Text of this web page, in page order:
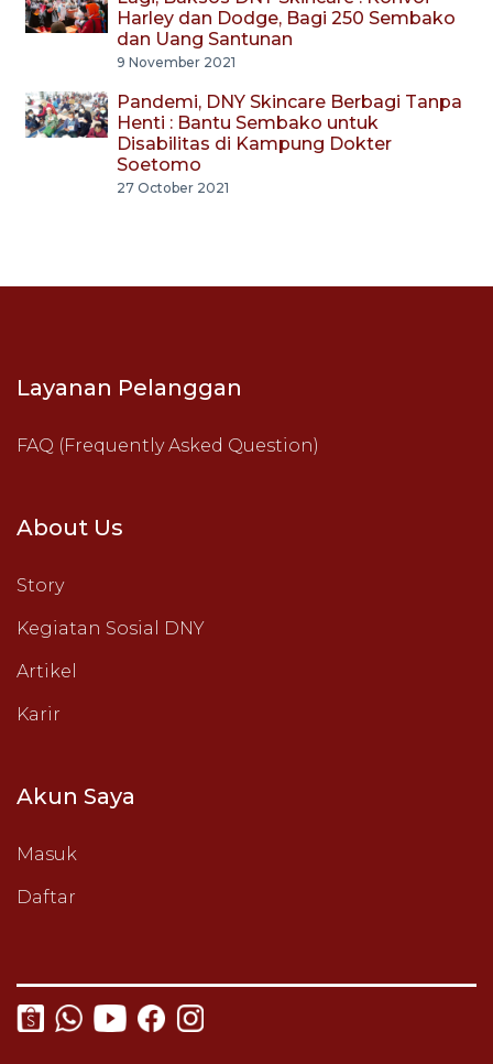
Harley dan Dodge, Bagi 250 Sembako
dan Uang Santunan
9 November 2021
Pandemi, DNY Skincare Berbagi Tanpa
Henti : Bantu Sembako untuk
Disabilitas di Kampung Dokter
Soetomo
27 October 2021
Layanan Pelanggan
FAQ (Frequently Asked Question)
About Us
Story
Kegiatan Sosial DNY
Artikel
Karir
Akun Saya
Masuk
Daftar